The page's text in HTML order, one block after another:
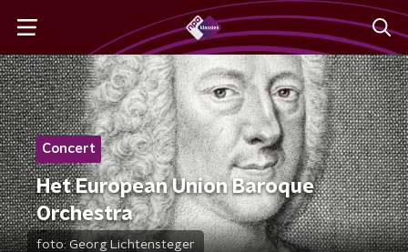
Concert
Het European Union Baroque
Orchestra
foto:Georg Lichtensteger